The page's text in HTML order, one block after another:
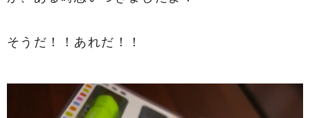
そうだ！！あれだ！！